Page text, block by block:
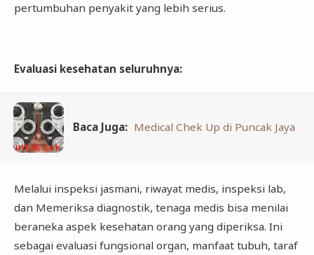
pertumbuhan penyakit yang lebih serius.
Evaluasi kesehatan seluruhnya:
Baca Juga: Medical Chek Up di Puncak Jaya
Melalui inspeksi jasmani, riwayat medis, inspeksi lab,
dan Memeriksa diagnostik, tenaga medis bisa menilai
beraneka aspek kesehatan orang yang diperiksa. Ini
sebagai evaluasi fungsional organ, manfaat tubuh, taraf